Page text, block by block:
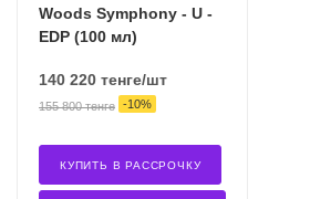
Woods Symphony - U -
EDP (100 мл)
140 220 тенге/шт
155 800тенге -10%
КУПИТЬ В РАССРОЧКУ